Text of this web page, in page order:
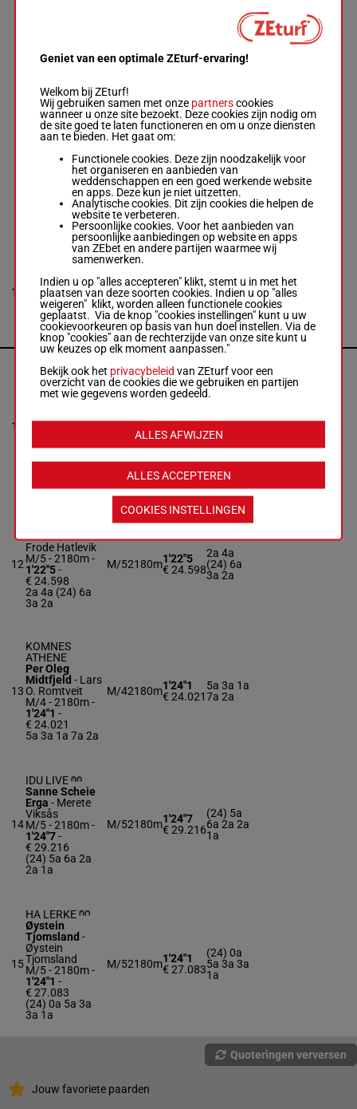
€ 12.698
(24) 7a
LINDE HERA
Johan
Eriksen
Erling
M/5 - 2160m-
- € 9.413
4a 2a (24) 3a
M/52160m1'28"0
€ 9.413
4a 2a
(24) 3a
1a 1a
10
BJøRLILYKKE
Kristian Malmin
M/5 - 2160m-
1'26"5-
€ 13.676
4a 3a 2a 2a 2a
M/52160m1'26"5
€ 13.676
4a 3a 2a
2a 2a
11
BRENNE
VIKTORIA
Åsbjørn
Tengsareid
1'24"4-
€ 26.166
1'24"4
€ 26.1664a
12
Eirik Høitomt-
Frode Hatlevik
M/5 - 2180m-
1'22"5-
€ 24.598
2a 4a (24) 6a
3a 2a
M/52180m1'22"5
€ 24.598
2a 4a
(24) 6a
3a 2a
13
KOMNES
ATHENE
Per Oleg
Midtfjeld - Lars
O. Romtveit
M/4 - 2180m-
1'24"1 -
€ 24.021
5a 3a 1a 7a 2a
M/42180m1'24"1
€ 24.021
5a 3a 1a
7a 2a
14
IDU LIVE
Sanne Scheie
Erga - Merete
Viksås
M/5 - 2180m-
1'24"7-
€ 29.216
(24) 5a 6a 2a
2a 1a
M/52180m1'24"7
€ 29.216
(24) 5a
6a 2a 2a
1a
15
HA LERKE
Øystein
Tjomsland -
Øystein
Tjomsland
M/5 - 2180m-
1'24"1 -
€ 27.083
(24) 0a 5a 3a
3a 1a
M/52180m1'24"1
€ 27.083
(24) 0a
5a 3a 3a
1a
Quoteringen verversen
Jouw favoriete paarden
Geniet van een optimale ZEturf-ervaring!
Welkom bij ZEturf!
Wij gebruiken samen met onze partnerscookies
wanneer u onze site bezoekt. Deze cookies zijn nodig om
de site goed te laten functioneren en om u onze diensten
aan te bieden. Het gaat om:
Functionele cookies. Deze zijn noodzakelijk voor
het organiseren en aanbieden van
weddenschappen en een goed werkende website
en apps. Deze kun je niet uitzetten.
Analytische cookies. Dit zijn cookies die helpen de
website te verbeteren.
Persoonlijke cookies. Voor het aanbieden van
persoonlijke aanbiedingen op website en apps
van ZEbet en andere partijen waarmee wij
samenwerken.
Indien u op "alles accepteren" klikt, stemt u in met het
plaatsen van deze soorten cookies. Indien u op "alles
weigeren" klikt, worden alleen functionele cookies
geplaatst. Via de knop "cookies instellingen" kunt u uw
cookievoorkeuren op basis van hun doel instellen. Via de
knop "cookies" aan de rechterzijde van onze site kunt u
uw keuzes op elk moment aanpassen."
Bekijk ook het privacybeleid van ZEturf voor een
overzicht van de cookies die we gebruiken en partijen
met wie gegevens worden gedeeld.
ALLES ACCEPTEREN
ALLES AFWIJZEN
COOKIES INSTELLINGEN